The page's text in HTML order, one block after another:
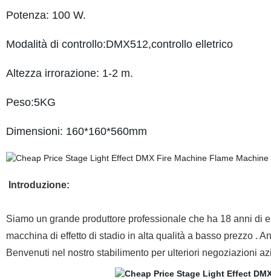
Potenza: 100 W.
Modalità di controllo:DMX512,controllo elletrico
Altezza irrorazione: 1-2 m.
Peso:5KG
Dimensioni: 160*160*560mm
Introduzione:
Siamo un grande produttore professionale che ha 18 anni
macchina di effetto di stadio in alta qualità a basso prezzo .
Benvenuti nel nostro stabilimento per ulteriori negoziazioni